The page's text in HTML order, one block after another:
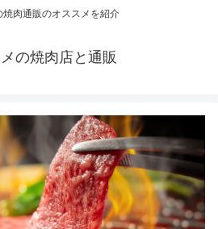
焼肉通販のオススメを紹介
の焼肉店と通販